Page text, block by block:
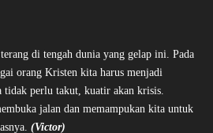
di tengah dunia yang gelap ini. Pada
orang Kristen kita harus menjadi
tidak perlu takut, kuatir akan krisis.
jalan dan memampukan kita untuk
(Victor)